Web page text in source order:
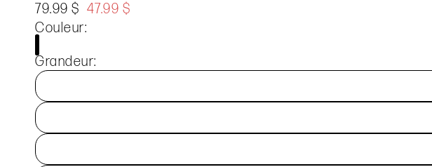
79.99 $ 47.99 $
Couleur:
Grandeur: